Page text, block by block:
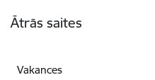
Ātrās saites
Vakances